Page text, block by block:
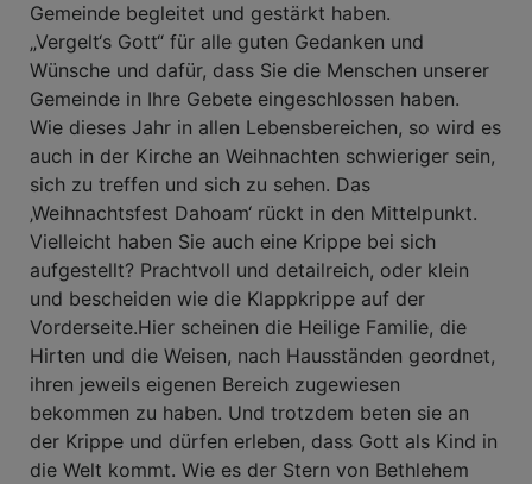
Gemeinde begleitet und gestärkt haben.
„Vergelt‘s Gott“ für alle guten Gedanken und
Wünsche und dafür, dass Sie die Menschen unserer
Gemeinde in Ihre Gebete eingeschlossen haben.
Wie dieses Jahr in allen Lebensbereichen, so wird es
auch in der Kirche an Weihnachten schwieriger sein,
sich zu treffen und sich zu sehen. Das
‚Weihnachtsfest Dahoam‘ rückt in den Mittelpunkt.
Vielleicht haben Sie auch eine Krippe bei sich
aufgestellt? Prachtvoll und detailreich, oder klein
und bescheiden wie die Klappkrippe auf der
Vorderseite.Hier scheinen die Heilige Familie, die
Hirten und die Weisen, nach Hausständen geordnet,
ihren jeweils eigenen Bereich zugewiesen
bekommen zu haben. Und trotzdem beten sie an
der Krippe und dürfen erleben, dass Gott als Kind in
die Welt kommt. Wie es der Stern von Bethlehem